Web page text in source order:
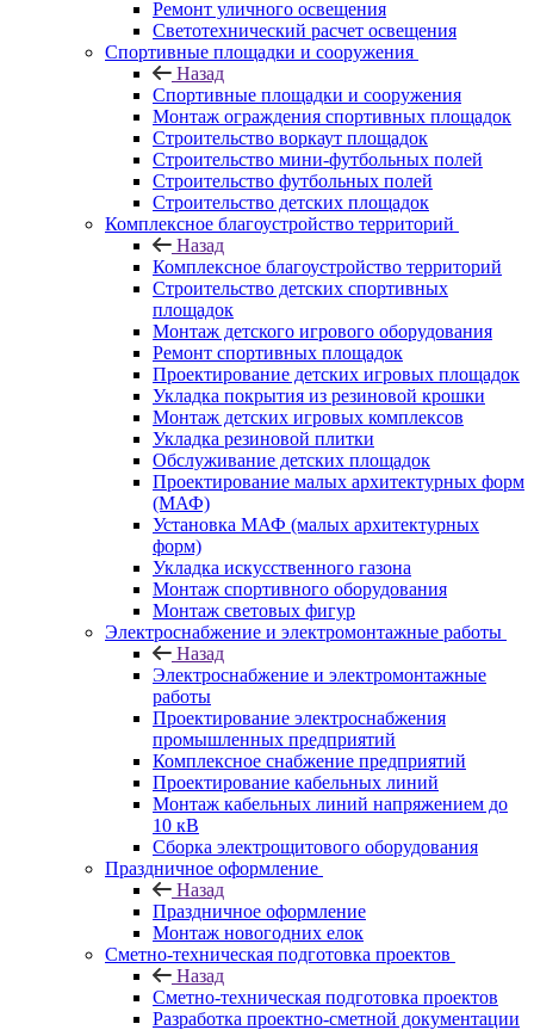
Ремонт уличного освещения
Светотехнический расчет освещения
Спортивные площадки и сооружения
Назад
Спортивные площадки и сооружения
Монтаж ограждения спортивных площадок
Строительство воркаут площадок
Строительство мини-футбольных полей
Строительство футбольных полей
Строительство детских площадок
Комплексное благоустройство территорий
Назад
Комплексное благоустройство территорий
Строительство детских спортивных
площадок
Монтаж детского игрового оборудования
Ремонт спортивных площадок
Проектирование детских игровых площадок
Укладка покрытия из резиновой крошки
Монтаж детских игровых комплексов
Укладка резиновой плитки
Обслуживание детских площадок
Проектирование малых архитектурных форм
(МАФ)
Установка МАФ (малых архитектурных
форм)
Укладка искусственного газона
Монтаж спортивного оборудования
Монтаж световых фигур
Электроснабжение и электромонтажные работы
Назад
Электроснабжение и электромонтажные
работы
Проектирование электроснабжения
промышленных предприятий
Комплексное снабжение предприятий
Проектирование кабельных линий
Монтаж кабельных линий напряжением до
10 кВ
Сборка электрощитового оборудования
Праздничное оформление
Назад
Праздничное оформление
Монтаж новогодних елок
Сметно-техническая подготовка проектов
Назад
Сметно-техническая подготовка проектов
Разработка проектно-сметной документации